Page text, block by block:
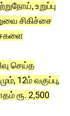
உறுப்பு
சிகிச்சை
செய்த
12ம் வகுப்பு,
ரூ. 2,500